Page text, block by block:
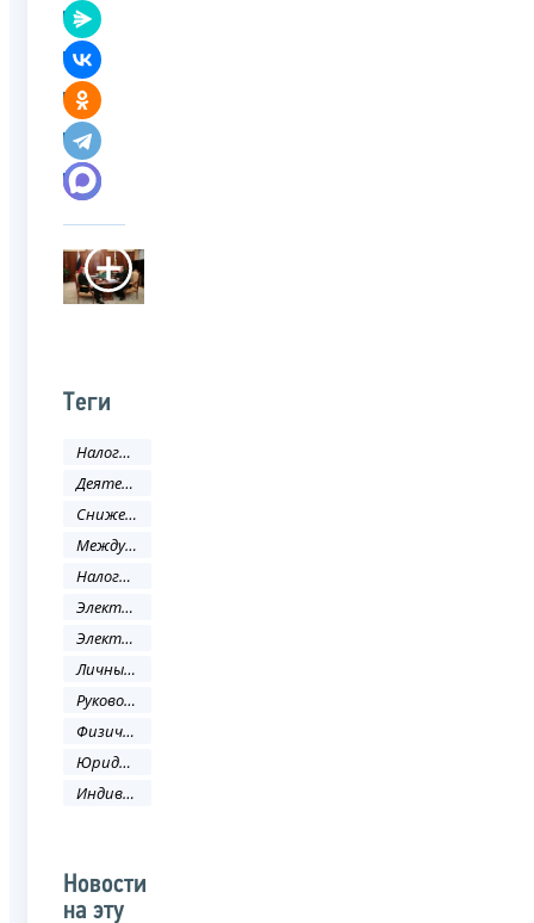
Теги
Налоги и сборы
Деятельность ФНС
Снижение административных барьеров
Международное сотрудничество
Налоговое законодательство
Электронные услуги
Электронные сервисы
Личный кабинет
Руководитель ФНС России
Физическое лицо
Юридическое лицо
Индивидуальный предприниматель
Новости
на эту